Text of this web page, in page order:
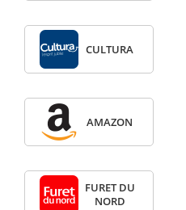
CULTURA
AMAZON
FURET DU
NORD